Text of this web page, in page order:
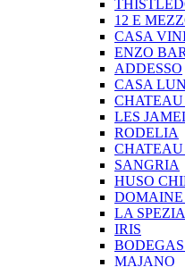
12 E
CASA
ENZO
ADDESSO
CASA
LES
RODELIA
SANGRIA
HUSO
DOMAINE
LA SPEZIA
IRIS
MAJANO